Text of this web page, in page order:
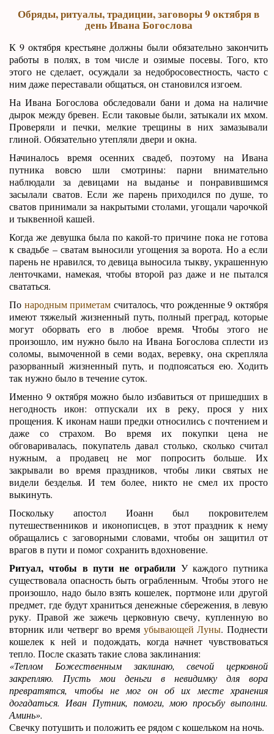
Обряды, ритуалы, традиции, заговоры 9 октября в
день Ивана Богослова
К 9 октября крестьяне должны были обязательно закончить
работы в полях, в том числе и озимые посевы. Того, кто
этого не сделает, осуждали за недобросовестность, часто с
ним даже переставали общаться, он становился изгоем.
На Ивана Богослова обследовали бани и дома на наличие
дырок между бревен. Если таковые были, затыкали их мхом.
Проверяли и печки, мелкие трещины в них замазывали
глиной. Обязательно утепляли двери и окна.
Начиналось время осенних свадеб, поэтому на Ивана
путника вовсю шли смотрины: парни внимательно
наблюдали за девицами на выданье и понравившимся
засылали сватов. Если же парень приходился по душе, то
сватов принимали за накрытыми столами, угощали чарочкой
и тыквенной кашей.
Когда же девушка была по какой-то причине пока не готова
к свадьбе – сватам выносили угощения за ворота. Но а если
парень не нравился, то девица выносила тыкву, украшенную
ленточками, намекая, чтобы второй раз даже и не пытался
свататься.
По народным приметам считалось, что рожденные 9 октября
имеют тяжелый жизненный путь, полный преград, которые
могут оборвать его в любое время. Чтобы этого не
произошло, им нужно было на Ивана Богослова сплести из
соломы, вымоченной в семи водах, веревку, она скрепляла
разорванный жизненный путь, и подпоясаться ею. Ходить
так нужно было в течение суток.
Именно 9 октября можно было избавиться от пришедших в
негодность икон: отпускали их в реку, прося у них
прощения. К иконам наши предки относились с почтением и
даже со страхом. Во время их покупки цена не
обговаривалась, покупатель давал столько, сколько считал
нужным, а продавец не мог попросить больше. Их
закрывали во время праздников, чтобы лики святых не
видели безделья. И тем более, никто не смел их просто
выкинуть.
Поскольку апостол Иоанн был покровителем
путешественников и иконописцев, в этот праздник к нему
обращались с заговорными словами, чтобы он защитил от
врагов в пути и помог сохранить вдохновение.
Ритуал, чтобы в пути не ограбилиУ каждого путника
существовала опасность быть ограбленным. Чтобы этого не
произошло, надо было взять кошелек, портмоне или другой
предмет, где будут храниться денежные сбережения, в левую
руку. Правой же зажечь церковную свечу, купленную во
вторник или четверг во время убывающей Луны. Поднести
кошелек к ней и подождать, когда начнет чувствоваться
тепло. После сказать такие слова заклинания:
«Теплом Божественным заклинаю, свечой церковной
закрепляю. Пусть мои деньги в невидимку для вора
превратятся, чтобы не мог он об их месте хранения
догадаться. Иван Путник, помоги, мою просьбу выполни.
Аминь».
Свечку потушить и положить ее рядом с кошельком на ночь.